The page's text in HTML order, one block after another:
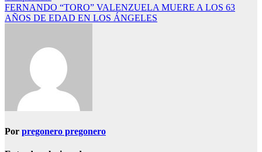
de
entradas
FERNANDO “TORO” VALENZUELA MUERE A LOS 63
AÑOS DE EDAD EN LOS ÁNGELES
Por pregonero pregonero